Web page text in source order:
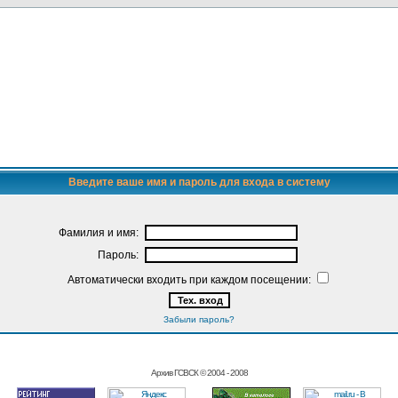
Введите ваше имя и пароль для входа в систему
Фамилия и имя:
Пароль:
Автоматически входить при каждом посещении:
Забыли пароль?
Архив ГСВСК © 2004 - 2008